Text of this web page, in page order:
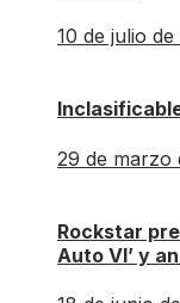
10 de julio de
29 de marzo
Rockstar
Auto VI’ y